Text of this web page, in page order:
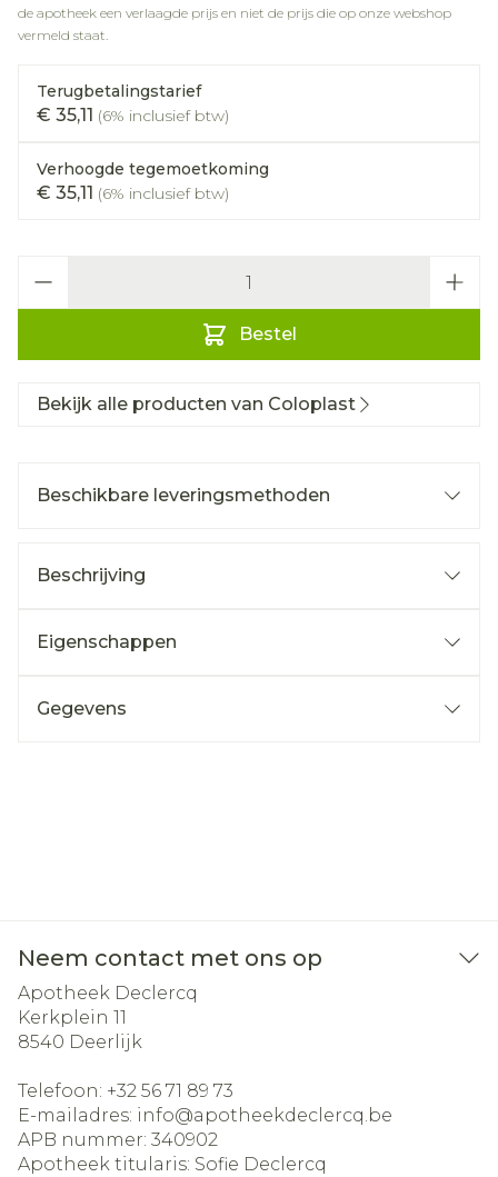
de apotheek een verlaagde prijs en niet de prijs die op onze webshop
vermeld staat.
Terugbetalingstarief
€ 35,11 (6% inclusief btw)
Verhoogde tegemoetkoming
€ 35,11 (6% inclusief btw)
Bestel
Bekijk alle producten van Coloplast
Beschikbare leveringsmethoden
Beschrijving
Eigenschappen
Gegevens
Neem contact met ons op
Apotheek Declercq
Kerkplein 11
8540 Deerlijk
Telefoon: +32 56 71 89 73
E-mailadres: info@apotheekdeclercq.be
APB nummer: 340902
Apotheek titularis: Sofie Declercq